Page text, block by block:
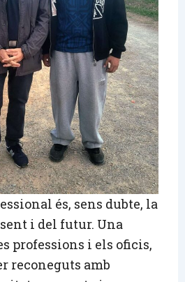
és, sens dubte, la
i del futur. Una
professions i els oficis,
reconeguts amb